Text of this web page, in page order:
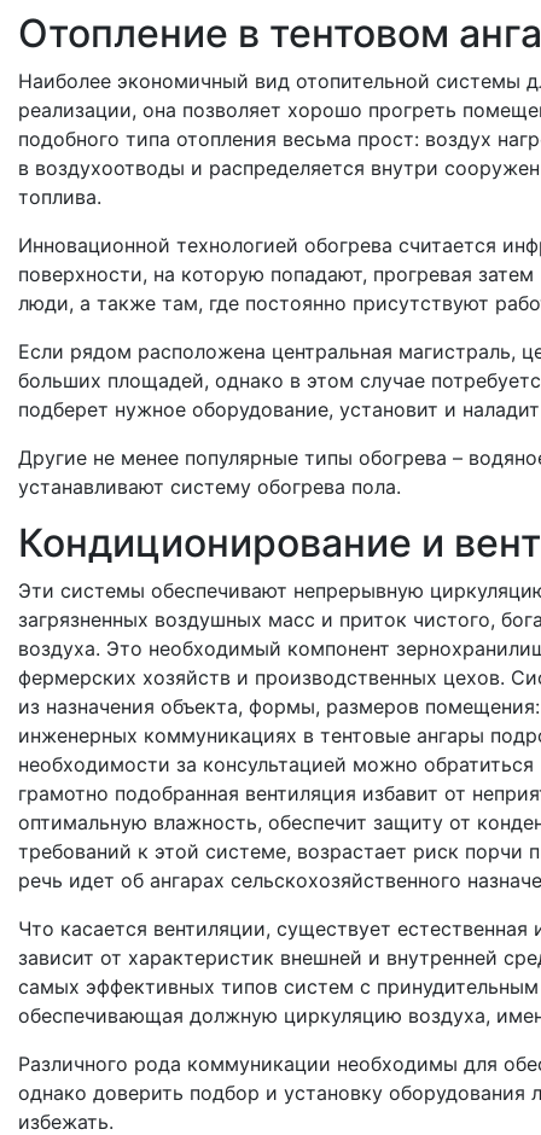
Отопление в тентовом
Наиболее экономичный вид отопительной системы
реализации, она позволяет хорошо прогреть
подобного типа отопления весьма прост: воздух
в воздухоотводы и распределяется внутри
топлива.
Инновационной технологией обогрева считается
поверхности, на которую попадают, прогревая
люди, а также там, где постоянно присутствуют
Если рядом расположена центральная магистраль,
больших площадей, однако в этом случае
подберет нужное оборудование, установит и
Другие не менее популярные типы обогрева –
устанавливают систему обогрева пола.
Кондиционирование и
Эти системы обеспечивают непрерывную
загрязненных воздушных масс и приток чистого,
воздуха. Это необходимый компонент
фермерских хозяйств и производственных цехов.
из назначения объекта, формы, размеров
инженерных коммуникациях в тентовые ангары
необходимости за консультацией можно обратиться
грамотно подобранная вентиляция избавит от
оптимальную влажность, обеспечит защиту от
требований к этой системе, возрастает риск
речь идет об ангарах сельскохозяйственного
Что касается вентиляции, существует
зависит от характеристик внешней и внутренней
самых эффективных типов систем с
обеспечивающая должную циркуляцию воздуха,
Различного рода коммуникации необходимы для
однако доверить подбор и установку
избежать.